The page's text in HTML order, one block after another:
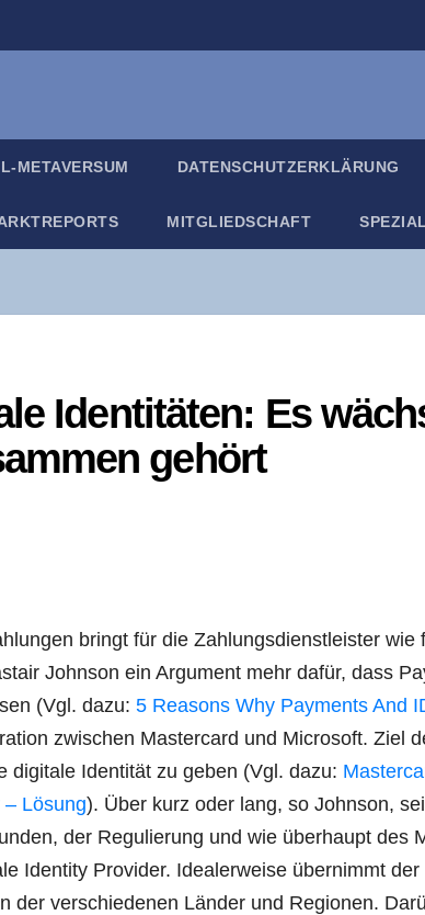
META­VER­SUM DATEN­SCHUTZ­ER­KLÄ­RUNG
MIT­GLIED­SCHAFT SPE­ZI­AL
Iden­ti­tä­ten: Es
gehört
bringt für die Zah­lungs­dienst­leis­ter
John­son ein Argu­ment mehr dafür, dass
(Vgl. dazu: 5 Reasons Why Pay­ments And
zwi­schen Mas­ter­card und Micro­soft. Ziel
digi­ta­le Iden­ti­tät zu geben (Vgl. dazu:
Lösung). Über kurz oder lang, so John­son,
der Regu­lie­rung und wie über­haupt des
Iden­ti­ty Pro­vi­der. Idea­ler­wei­se über­nimmt
der ver­schie­de­nen Län­der und Regio­nen.